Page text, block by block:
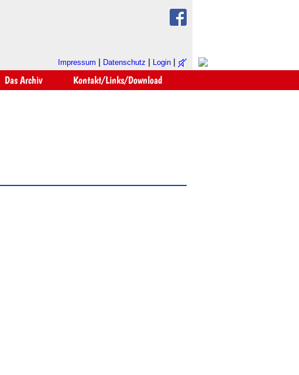
Impressum | Datenschutz | Login |